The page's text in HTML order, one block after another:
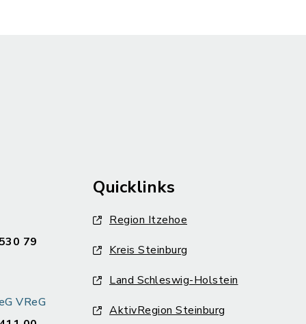
79
VReG
Quicklinks
Region Itzehoe
Kreis Steinburg
Land Schleswig-Holstein
AktivRegion Steinburg